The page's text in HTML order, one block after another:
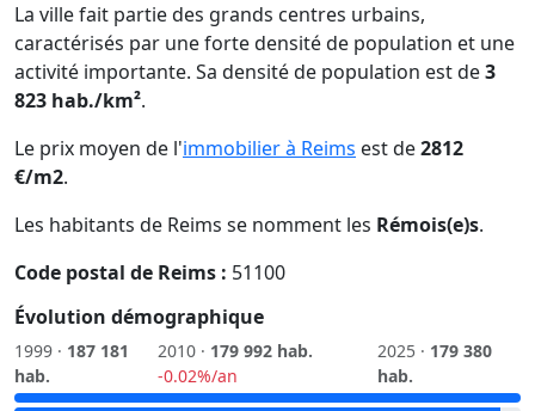
La ville fait partie des grands centres urbains,
caractérisés par une forte densité de population et une
activité importante. Sa densité de population est de3
823 hab./km².
Le prix moyen de l'immobilier à Reims est de2812
€/m2.
Les habitants de Reims se nomment les Rémois(e)s.
Code postal de Reims : 51100
Évolution démographique
1999 · 187 181
hab.
2010 · 179 992 hab.
-0.02%/an
2025 · 179 380
hab.